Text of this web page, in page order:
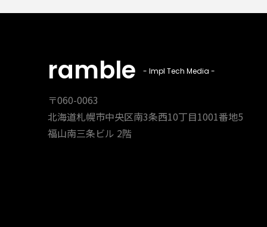
ramble - Impl Tech Media -
〒060-0063
北海道札幌市中央区南3条西10丁目1001番地5
福山南三条ビル 2階